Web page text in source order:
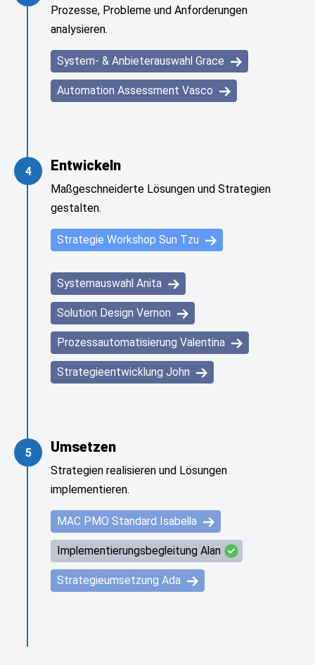
Prozesse, Probleme und Anforderungen
analysieren.
System- & Anbieterauswahl Grace
Automation Assessment Vasco
4 Entwickeln
Maßgeschneiderte Lösungen und Strategien
gestalten.
Strategie Workshop Sun Tzu
Systemauswahl Anita
Solution Design Vernon
Prozessautomatisierung Valentina
Strategieentwicklung John
5 Umsetzen
Strategien realisieren und Lösungen
implementieren.
MAC PMO Standard Isabella
Implementierungsbegleitung Alan
Strategieumsetzung Ada